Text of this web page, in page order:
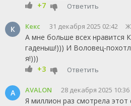
+7
Ответить
К Кекс 31 декабря 2025 02:42
А мне больше всех нравится
гаденыш!))) И Воловец-
я!)))
+3
Ответить
A AVALON 28 декабря 2025 10:36
Я миллион раз смотрела этот